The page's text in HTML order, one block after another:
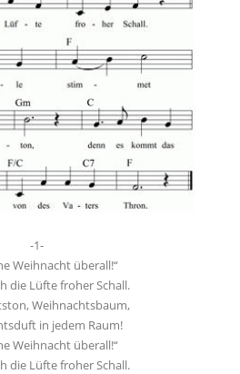
-1-
Weihnacht überall!“
die Lüfte froher Schall.
Weihnachtsbaum,
in jedem Raum!
Weihnacht überall!“
die Lüfte froher Schall.